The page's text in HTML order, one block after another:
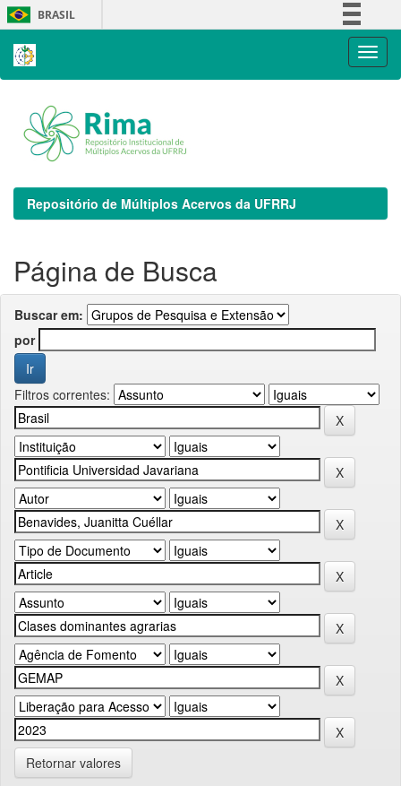
Skip
navigation
BRASIL
Repositório de Múltiplos Acervos da UFRRJ
Página de Busca
Buscar em:
por
Filtros correntes:
Retornar valores